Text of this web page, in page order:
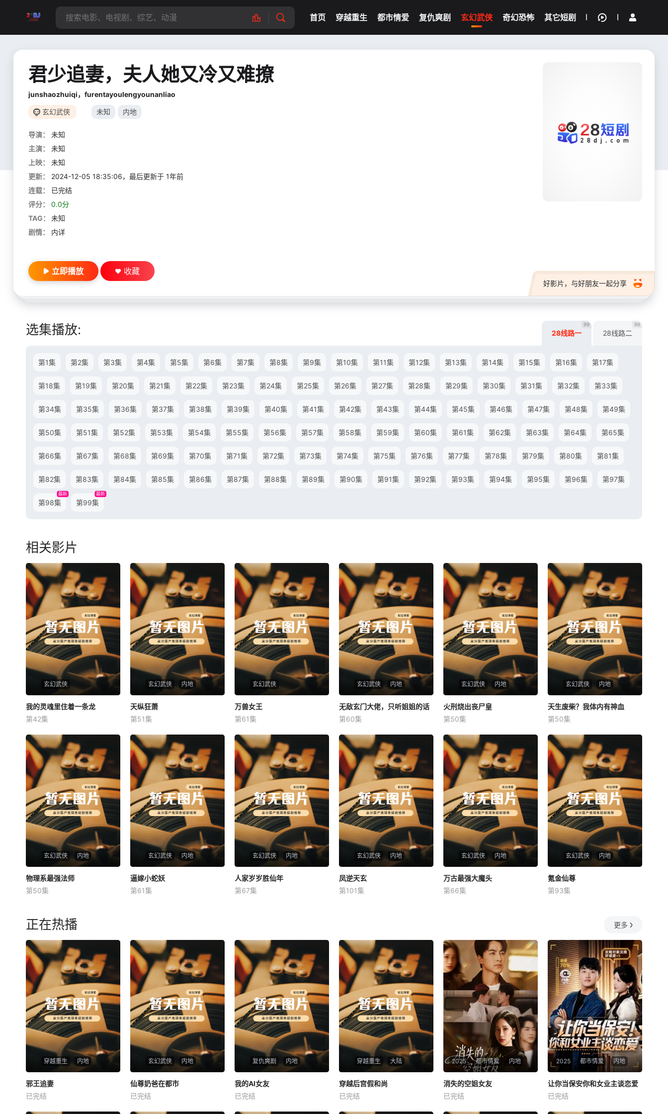
首页 穿越重生 都市情爱 复仇爽剧 玄幻武侠 奇幻恐怖 其它短剧
我的观影记录
君少追妻，夫人她又冷又难撩
junshaozhuiqi，furentayoulengyounanliao
玄幻武侠 未知 内地
导演：
未知
主演：
未知
上映：
未知
更新：
2024-12-05 18:35:06，最后更新于 1年前
连载：
已完结
评分：
0.0分
TAG：
未知
剧情：
内详
好影片，与好朋友一起分享
立即播放 收藏
选集播放: 28线路一
99
28线路二
99
第1集 第2集 第3集 第4集 第5集 第6集 第7集 第8集 第9集 第10集 第11集 第12集 第13集 第14集 第15集 第16集 第17集
第18集 第19集 第20集 第21集 第22集 第23集 第24集 第25集 第26集 第27集 第28集 第29集 第30集 第31集 第32集 第33集
第34集 第35集 第36集 第37集 第38集 第39集 第40集 第41集 第42集 第43集 第44集 第45集 第46集 第47集 第48集 第49集
第50集 第51集 第52集 第53集 第54集 第55集 第56集 第57集 第58集 第59集 第60集 第61集 第62集 第63集 第64集 第65集
第66集 第67集 第68集 第69集 第70集 第71集 第72集 第73集 第74集 第75集 第76集 第77集 第78集 第79集 第80集 第81集
第82集 第83集 第84集 第85集 第86集 第87集 第88集 第89集 第90集 第91集 第92集 第93集 第94集 第95集 第96集 第97集
第98集
最新
第99集
最新
相关影片
玄幻武侠
我的灵魂里住着一条龙
未知
我的灵魂里住着一条龙
第42集
玄幻武侠 内地
天纵狂萧
未知
天纵狂萧
第51集
玄幻武侠
万兽女王
未知
万兽女王
第61集
玄幻武侠 内地
无敌玄门大佬，只听姐姐的话
未知
无敌玄门大佬，只听姐姐的话
第60集
玄幻武侠 内地
火刑烧出丧尸皇
未知
火刑烧出丧尸皇
第50集
玄幻武侠 内地
未知
天生废柴？我体内有神血
第50集
玄幻武侠 内地
物理系最强法师
未知
物理系最强法师
第50集
玄幻武侠 内地
逼嫁小蛇妖
未知
逼嫁小蛇妖
第61集
玄幻武侠 内地
人家岁岁胜仙年
未知
人家岁岁胜仙年
第67集
玄幻武侠 内地
凤逆天玄
未知
凤逆天玄
第101集
玄幻武侠 内地
万古最强大魔头
未知
万古最强大魔头
第66集
玄幻武侠 内地
氪金仙尊
未知
氪金仙尊
第93集
正在热播 更多
穿越重生 内地
邪王追妻
未知
邪王追妻
已完结
玄幻武侠 内地
仙尊奶爸在都市
未知
仙尊奶爸在都市
已完结
复仇爽剧 内地
我的AI女友
未知
我的AI女友
已完结
穿越重生 大陆
穿越后宫假和尚
未知
穿越后宫假和尚
已完结
2025 都市情爱 内地
消失的空姐女友
未知
消失的空姐女友
已完结
2025 都市情爱 内地
未知
让你当保安你和女业主谈恋爱
已完结